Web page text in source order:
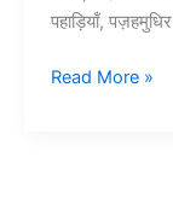
पहाड़ियाँ,
10+
Read More »